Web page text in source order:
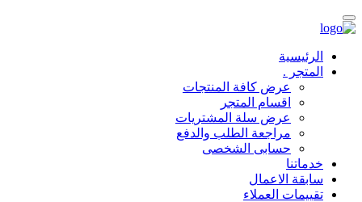
الرئيسية
المتجر .
عرض كافة المنتجات
اقسام المتجر
عرض سلة المشتريات
مراجعة الطلب والدفع
حسابى الشخصى
خدماتنا
سابقة الاعمال
تقييمات العملاء